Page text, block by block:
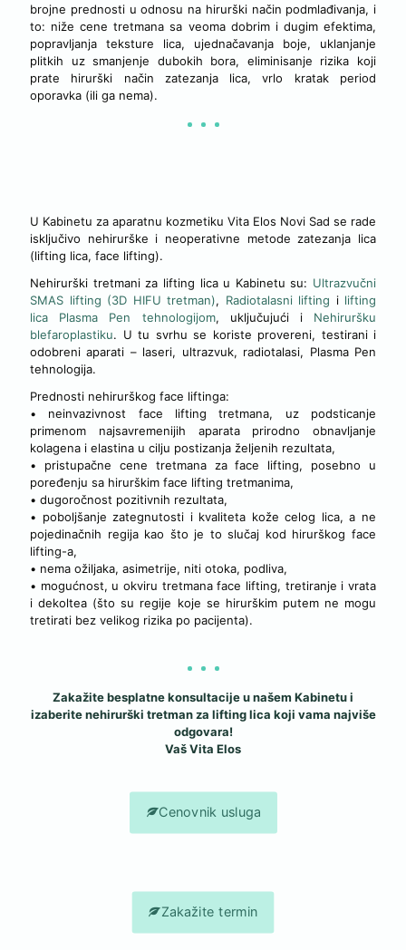
brojne prednosti u odnosu na hirurški način podmlađivanja, i
to: niže cene tretmana sa veoma dobrim i dugim efektima,
popravljanja teksture lica, ujednačavanja boje, uklanjanje
plitkih uz smanjenje dubokih bora, eliminisanje rizika koji
prate hirurški način zatezanja lica, vrlo kratak period
oporavka (ili ga nema).
U Kabinetu za aparatnu kozmetiku Vita Elos Novi Sad se rade
isključivo nehirurške i neoperativne metode zatezanja lica
(lifting lica, face lifting).
Nehirurški tretmani za lifting lica u Kabinetu su: Ultrazvučni
SMAS lifting (3D HIFU tretman), Radiotalasni lifting i lifting
lica Plasma Pen tehnologijom, uključujući i Nehiruršku
blefaroplastiku. U tu svrhu se koriste provereni, testirani i
odobreni aparati – laseri, ultrazvuk, radiotalasi, Plasma Pen
tehnologija.
Prednosti nehirurškog face liftinga:
• neinvazivnost face lifting tretmana, uz podsticanje
primenom najsavremenijih aparata prirodno obnavljanje
kolagena i elastina u cilju postizanja željenih rezultata,
• pristupačne cene tretmana za face lifting, posebno u
poređenju sa hirurškim face lifting tretmanima,
• dugoročnost pozitivnih rezultata,
• poboljšanje zategnutosti i kvaliteta kože celog lica, a ne
pojedinačnih regija kao što je to slučaj kod hirurškog face
lifting-a,
• nema ožiljaka, asimetrije, niti otoka, podliva,
• mogućnost, u okviru tretmana face lifting, tretiranje i vrata
i dekoltea (što su regije koje se hirurškim putem ne mogu
tretirati bez velikog rizika po pacijenta).
Zakažite besplatne konsultacije u našem Kabinetu i
izaberite nehirurški tretman za lifting lica koji vama najviše
odgovara!
Vaš Vita Elos
Cenovnik usluga
Zakažite termin